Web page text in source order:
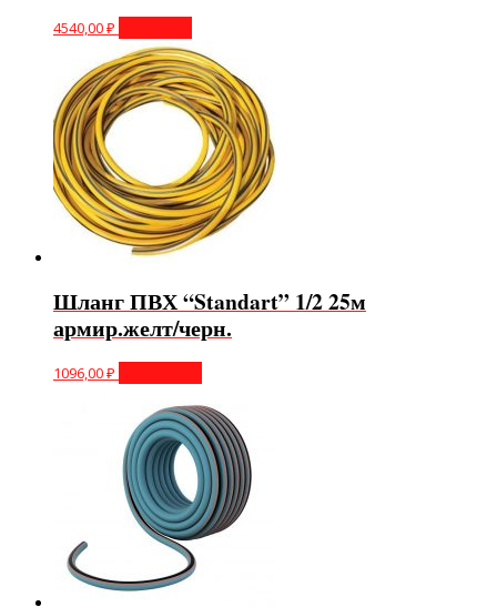
4540,00₽
Шланг ПВХ “Standart” 1/2 25м
армир.желт/черн.
1096,00₽